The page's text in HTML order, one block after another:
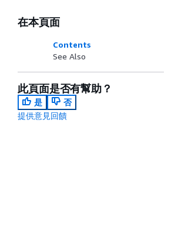
在本頁面
Contents
See Also
此頁面是否有幫助？
是
否
提供意見回饋